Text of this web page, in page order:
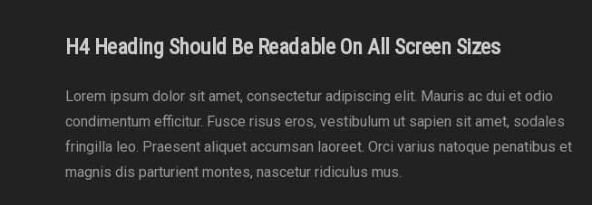
H4 Heading Should Be Readable On All Screen Sizes
Lorem ipsum dolor sit amet, consectetur adipiscing elit. Mauris ac dui et odio
condimentum efficitur. Fusce risus eros, vestibulum ut sapien sit amet, sodales
fringilla leo. Praesent aliquet accumsan laoreet. Orci varius natoque penatibus et
magnis dis parturient montes, nascetur ridiculus mus.